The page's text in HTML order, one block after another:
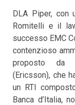
DLA Piper, con
Romitelli e il
successo EMC
contenzioso
proposto da
(Ericsson), che
un RTI
Banca d’Italia,